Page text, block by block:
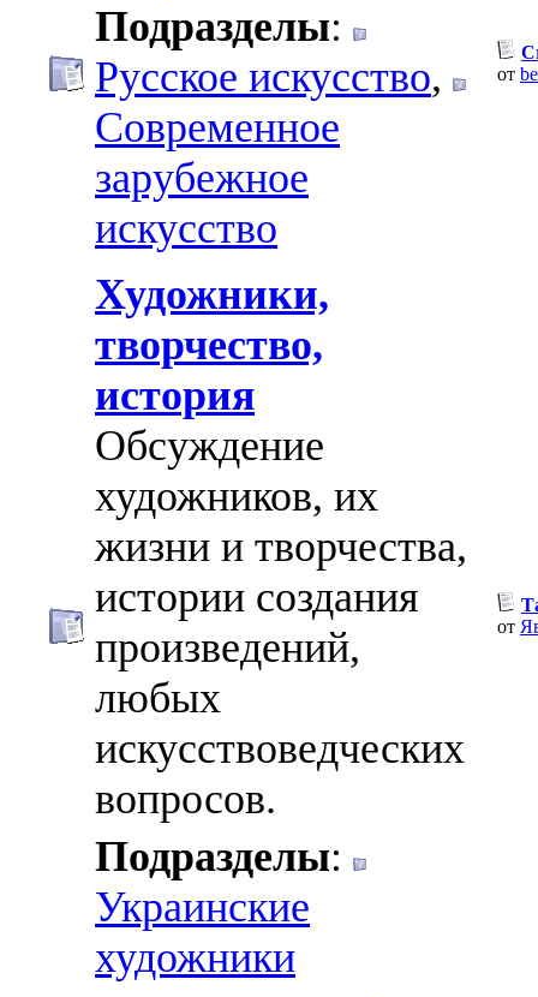
Подразделы:
Русское искусство,
Современное
зарубежное
искусство
от
Художники,
творчество,
история
Обсуждение
художников, их
жизни и творчества,
истории создания
произведений,
любых
искусствоведческих
вопросов.
Подразделы:
Украинские
художники
от